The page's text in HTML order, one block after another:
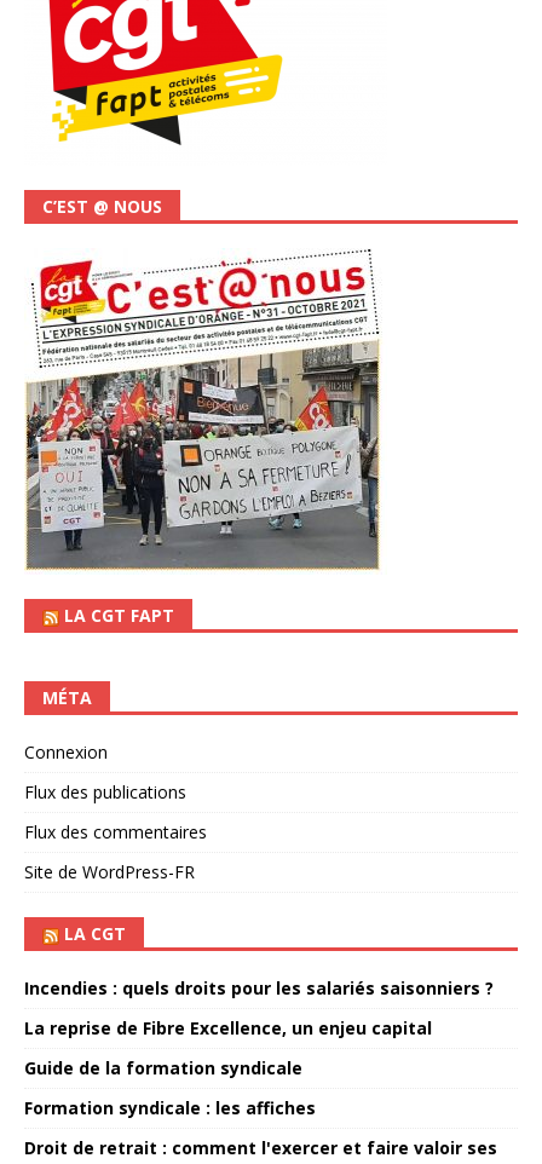
C’EST @ NOUS
LA CGT FAPT
MÉTA
Connexion
Flux des publications
Flux des commentaires
Site de WordPress-FR
LA CGT
Incendies : quels droits pour les salariés saisonniers ?
La reprise de Fibre Excellence, un enjeu capital
Guide de la formation syndicale
Formation syndicale : les affiches
Droit de retrait : comment l'exercer et faire valoir ses